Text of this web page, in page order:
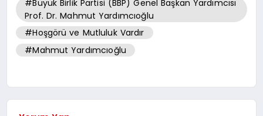
#Büyük Birlik Partisi (BBP) Genel Başkan Yardımcısı
Prof. Dr. Mahmut Yardımcıoğlu
#Hoşgörü ve Mutluluk Vardır
#Mahmut Yardımcıoğlu